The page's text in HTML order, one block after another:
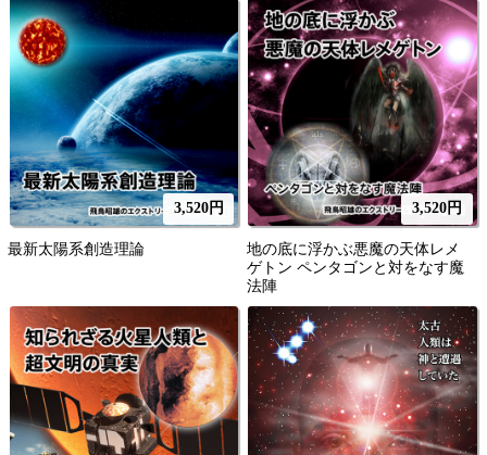
最新太陽系創造理論
3,520円
地の底に浮かぶ悪魔の天体レメ
ゲトン ペンタゴンと対をなす魔
法陣
3,520円